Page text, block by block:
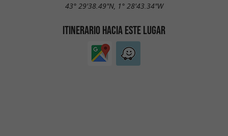
43° 29'38.49"N, 1° 28'43.34"W
ITINERARIO HACIA ESTE LUGAR